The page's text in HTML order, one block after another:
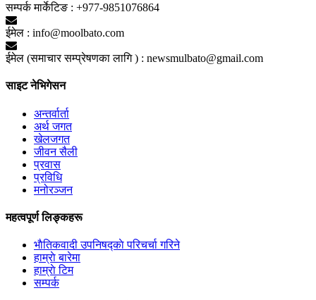
सम्पर्क मार्केटिङ : +977-9851076864
ईमेल : info@moolbato.com
ईमेल (समाचार सम्प्रेषणका लागि ) : newsmulbato@gmail.com
साइट नेभिगेसन
अन्तर्वार्ता
अर्थ जगत
खेलजगत
जीवन सैली
प्रवास
प्रविधि
मनोरञ्जन
महत्वपूर्ण लिङ्कहरू
भाैतिकवादी उपनिषद्काे परिचर्चा गरिने
हाम्राे बारेमा
हाम्राे टिम
सम्पर्क